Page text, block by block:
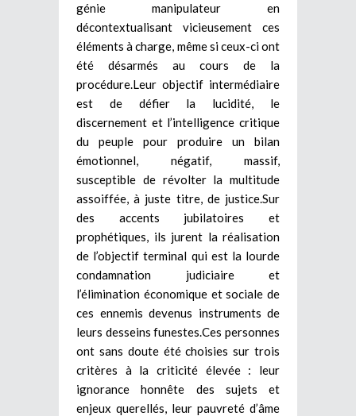
génie manipulateur en
décontextualisant vicieusement ces
éléments à charge, même si ceux-ci ont
été désarmés au cours de la
procédure.Leur objectif intermédiaire
est de défier la lucidité, le
discernement et l’intelligence critique
du peuple pour produire un bilan
émotionnel, négatif, massif,
susceptible de révolter la multitude
assoiffée, à juste titre, de justice.Sur
des accents jubilatoires et
prophétiques, ils jurent la réalisation
de l’objectif terminal qui est la lourde
condamnation judiciaire et
l’élimination économique et sociale de
ces ennemis devenus instruments de
leurs desseins funestes.Ces personnes
ont sans doute été choisies sur trois
critères à la criticité élevée : leur
ignorance honnête des sujets et
enjeux querellés, leur pauvreté d’âme